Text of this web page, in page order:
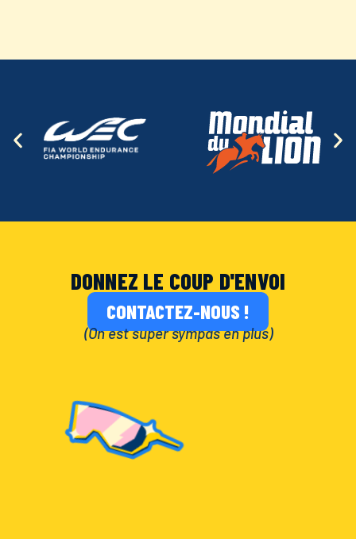
DONNEZ LE COUP D'ENVOI
CONTACTEZ-NOUS !
(On est super sympas en plus)